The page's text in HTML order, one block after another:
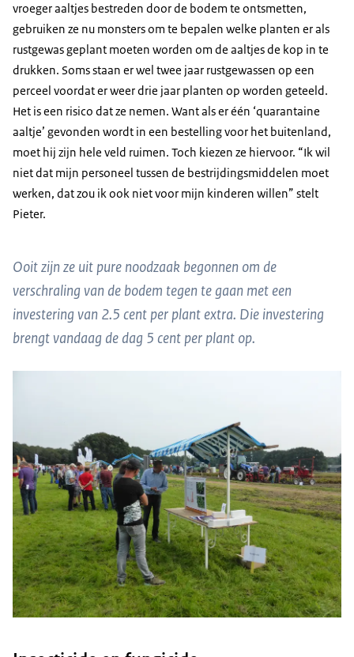
vroeger aaltjes bestreden door de bodem te ontsmetten,
gebruiken ze nu monsters om te bepalen welke planten er als
rustgewas geplant moeten worden om de aaltjes de kop in te
drukken. Soms staan er wel twee jaar rustgewassen op een
perceel voordat er weer drie jaar planten op worden geteeld.
Het is een risico dat ze nemen. Want als er één ‘quarantaine
aaltje’ gevonden wordt in een bestelling voor het buitenland,
moet hij zijn hele veld ruimen. Toch kiezen ze hiervoor. “Ik wil
niet dat mijn personeel tussen de bestrijdingsmiddelen moet
werken, dat zou ik ook niet voor mijn kinderen willen” stelt
Pieter.
Ooit zijn ze uit pure noodzaak begonnen om de
verschraling van de bodem tegen te gaan met een
investering van 2.5 cent per plant extra. Die investering
brengt vandaag de dag 5 cent per plant op.